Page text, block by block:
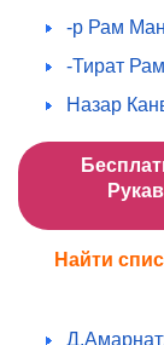
-р Рам
-Тират
Назар
Найти